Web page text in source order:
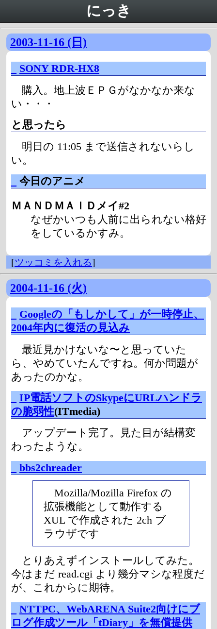
にっき
2003-11-16 (日)
SONY RDR-HX8
購入。地上波ＥＰＧがなかなか来な
い・・・
と思ったら
明日の 11:05 まで送信されないらし
い。
今日のアニメ
ＭＡＮＤＭＡＩＤメイ#2
なぜかいつも人前に出られない格好
をしているかすみ。
[ツッコミを入れる]
2004-11-16 (火)
Googleの「もしかして」が一時停止、
2004年内に復活の見込み
最近見かけないな〜と思っていた
ら、やめていたんですね。何か問題が
あったのかな。
IP電話ソフトのSkypeにURLハンドラ
の脆弱性(ITmedia)
アップデート完了。見た目が結構変
わったような。
bbs2chreader
Mozilla/Mozilla Firefox の
拡張機能として動作する
XUL で作成された 2ch ブ
ラウザです
とりあえずインストールしてみた。
今はまだ read.cgi より幾分マシな程度だ
が、これからに期待。
NTTPC、WebARENA Suite2向けにブ
ログ作成ツール「tDiary」を無償提供